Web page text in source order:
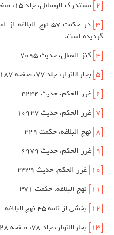
[2]
مستدرک الوسائل، جلد 15، صفحه 226
[3]
در حکمت 57 نهج
گردیده است.
[4]
كنز العمال، حدیث 7095
[5]
بحارالانوار، جلد 77، صفحه 187
[6]
غرر الحكم، حدیث 4244
[7]
غرر الحكم، حدیث 10927
[8]
نهج البلاغه، حكمت 229
[9]
غرر الحكم، حدیث 6979
[10]
غرر الحكم، حدیث 2339
[11]
نهج البلاغه، حكمت 371
[12]
بخشی از نامه 45 نهج البلاغه
[13]
بحارالانوار، جلد 78، صفحه 128